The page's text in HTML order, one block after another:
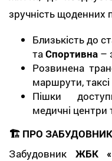
зручність щоденних
Близькість до
таСпортивна –
Розвинена
маршрути,
Пішки
медичні центри
🏗️ ПРО
Забудовник ЖБК